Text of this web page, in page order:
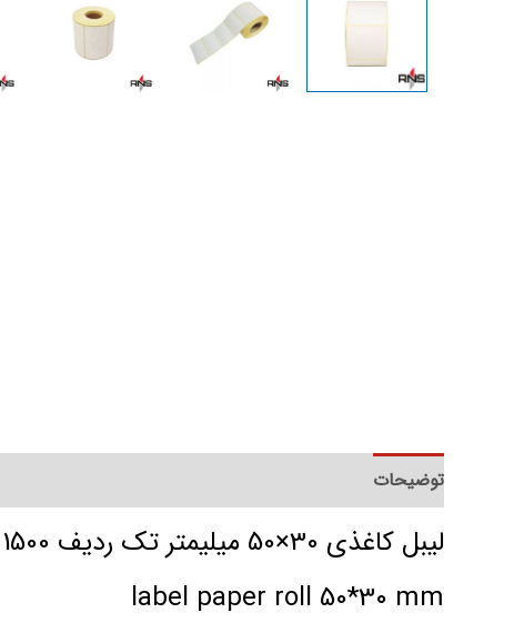
توضیحات
لیبل کاغذی 30×50 میلیمتر تک ردیف 1500 عددی
label paper roll 50*30 mm